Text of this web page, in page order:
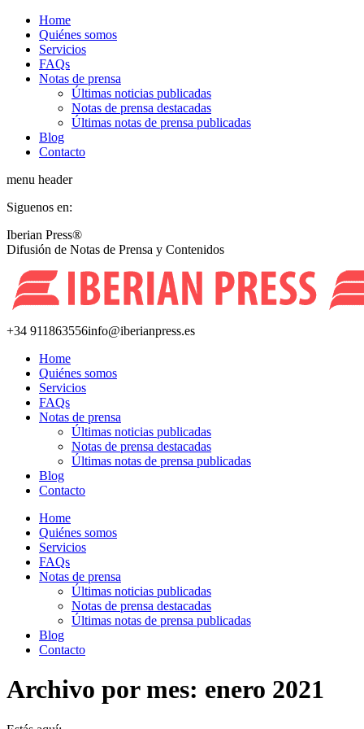
Saltar
contenido
Home
Quiénes somos
Servicios
FAQs
Notas de prensa
Últimas noticias publicadas
Notas de prensa destacadas
Últimas notas de prensa publicadas
Blog
Contacto
menu header
Siguenos en:
Facebook
page
new
window
X
page
new
window
YouTube
page
new
window
Rss
page
new
window
Iberian Press®
Difusión de Notas de Prensa y Contenidos
+34 911863556info@iberianpress.es
Home
Quiénes somos
Servicios
FAQs
Notas de prensa
Últimas noticias publicadas
Notas de prensa destacadas
Últimas notas de prensa publicadas
Blog
Contacto
Home
Quiénes somos
Servicios
FAQs
Notas de prensa
Últimas noticias publicadas
Notas de prensa destacadas
Últimas notas de prensa publicadas
Blog
Contacto
Archivo por mes: enero 2021